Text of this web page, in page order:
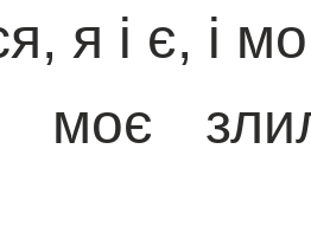
я і є, і
моє